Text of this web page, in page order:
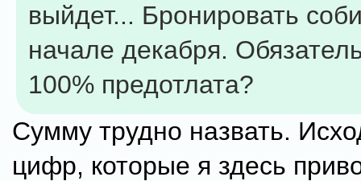
выйдет... Бронировать
начале декабря.
100% предотлата?
Сумму трудно назвать.
цифр, которые я здесь